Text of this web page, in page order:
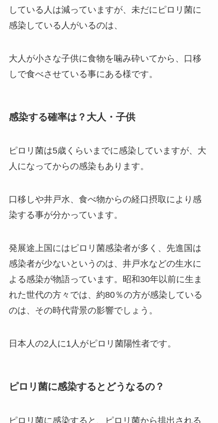
している人は減っていますが、未だにピロリ菌に
感染している人がいるのは、
大人が小さな子供に食物を噛み砕いてから、口移
しで食べさせている事にある様です。
感染する確率は？大人・子供
ピロリ菌は5歳くらいまでに感染していますが、大
人になってからの感染もあります。
口移しや井戸水、食べ物からの経口摂取により感
染する事が分かっています。
発展途上国にはピロリ菌感染者が多く、先進国は
感染者が少ないというのは、井戸水などの生水に
よる感染が物語っています。昭和30年以前に生ま
れた世代の方々では、約80％の方が感染している
のは、その時代背景の影響でしょう。
日本人の2人に1人がピロリ菌陽性者です。
ピロリ菌に感染するとどうなるの？
ピロリ菌に感染すると、ピロリ菌から排出される